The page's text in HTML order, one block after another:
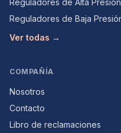
Reguladores de Alta Presión
Reguladores de Baja
Ver todas →
COMPAÑÍA
Nosotros
Contacto
Libro de reclamaciones